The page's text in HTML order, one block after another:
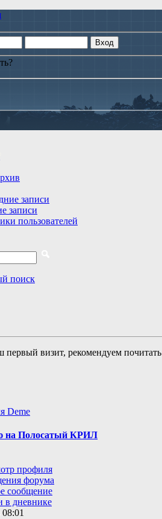
записи
записи
пользователей
поиск
первый визит, рекомендуем почитать
на Полосатый КРИЛ
профиля
форума
сообщение
в дневнике